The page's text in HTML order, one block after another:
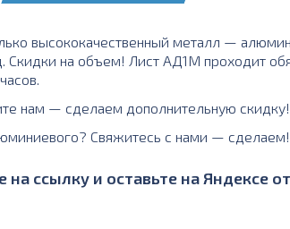
высококачественный металл —
Скидки на объем! Лист АД1М проходит
нам — сделаем дополнительную скидку!
Свяжитесь с нами — сделаем!
ссылку и оставьте на Яндексе